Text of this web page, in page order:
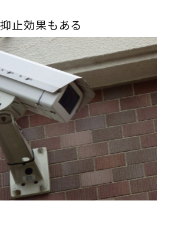
止効果もある